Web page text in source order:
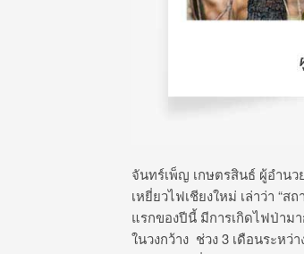
จันทร์เพ็ญ เกษตรสินธ์ ผู้อำน
เหยี่ยวไฟเชียงใหม่ เล่าว่า “สถ
แรกของปีนี้ มีการเกิดไฟป่าม
ในวงกว้าง ช่วง3 เดือนระหว่